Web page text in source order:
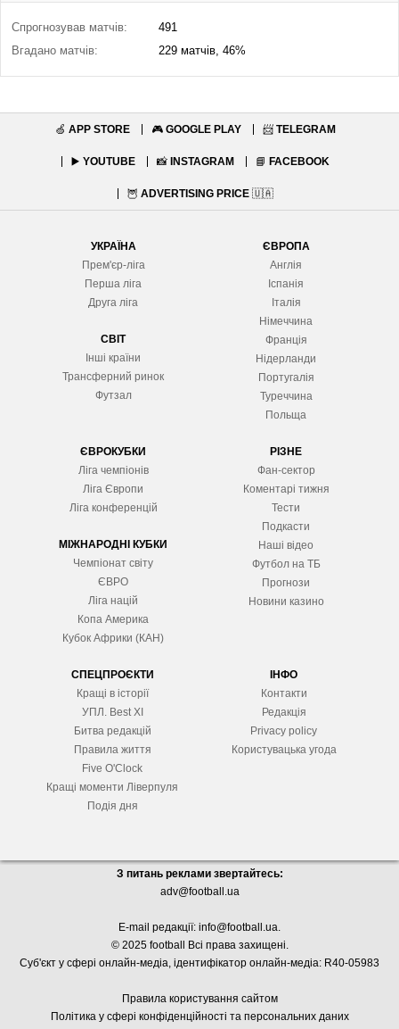
Спрогнозував матчів:
491
Вгадано матчів:
229 матчів, 46%
🍏 APP STORE 🎮 GOOGLE PLAY 📨 TELEGRAM
▶️ YOUTUBE 📸 INSTAGRAM 📘 FACEBOOK
🦉 ADVERTISING PRICE 🇺🇦
УКРАЇНА
Прем'єр-ліга
Перша ліга
Друга ліга
СВІТ
Інші країни
Трансферний ринок
Футзал
ЄВРОПА
Англія
Іспанія
Італія
Німеччина
Франція
Нідерланди
Португалія
Туреччина
Польща
ЄВРОКУБКИ
Ліга чемпіонів
Ліга Європи
Ліга конференцій
МІЖНАРОДНІ КУБКИ
Чемпіонат світу
ЄВРО
Ліга націй
Копа Америка
Кубок Африки (КАН)
РІЗНЕ
Фан-сектор
Коментарі тижня
Тести
Подкасти
Наші відео
Футбол на ТБ
Прогнози
Новини казино
СПЕЦПРОЄКТИ
Кращі в історії
УПЛ. Best XІ
Битва редакцій
Правила життя
Five O'Clock
Кращі моменти Ліверпуля
Подія дня
ІНФО
Контакти
Редакція
Privacy policy
Користувацька угода
З питань реклами звертайтесь:
adv@football.ua
E-mail редакції: info@football.ua.
© 2025 football Всі права захищені.
Суб'єкт у сфері онлайн-медіа, ідентифікатор онлайн-медіа: R40-05983
Правила користування сайтом
Політика у сфері конфіденційності та персональних даних